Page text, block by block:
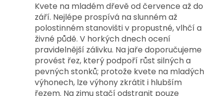
Kvete na mladém dřevě od července až do
září. Nejlépe prospívá na slunném až
polostinném stanovišti v propustné, vlhčí a
živné půdě. V horkých dnech ocení
pravidelnější zálivku. Na jaře doporučujeme
provést řez, který podpoří růst silných a
pevných stonků; protože kvete na mladých
výhonech, lze výhony zkrátit i hlubším
řezem. Na zimu stačí odstranit pouze